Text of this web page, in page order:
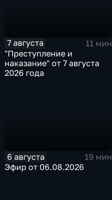
7 августа
11 мин
"Преступление и
наказание" от 7 августа
2026 года
6 августа
19 мин
Эфир от 06.08.2026